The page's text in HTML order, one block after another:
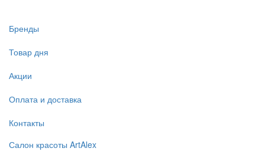
Бренды
Товар дня
Акции
Оплата и доставка
Контакты
Салон красоты ArtAlex